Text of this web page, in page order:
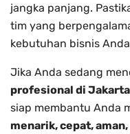
jangka panjang.
tim yang
kebutuhan bisnis
Jika Anda sedang
profesional di
siap membantu Anda
menarik, cepat,